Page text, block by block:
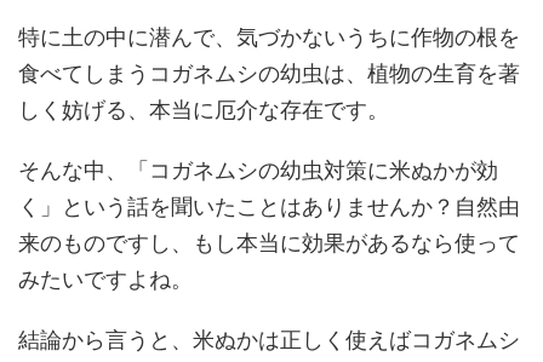
特に土の中に潜んで、気づかないうちに作物の根を
食べてしまうコガネムシの幼虫は、植物の生育を著
しく妨げる、本当に厄介な存在です。
そんな中、「コガネムシの幼虫対策に米ぬかが効
く」という話を聞いたことはありませんか？自然由
来のものですし、もし本当に効果があるなら使って
みたいですよね。
結論から言うと、米ぬかは正しく使えばコガネムシ